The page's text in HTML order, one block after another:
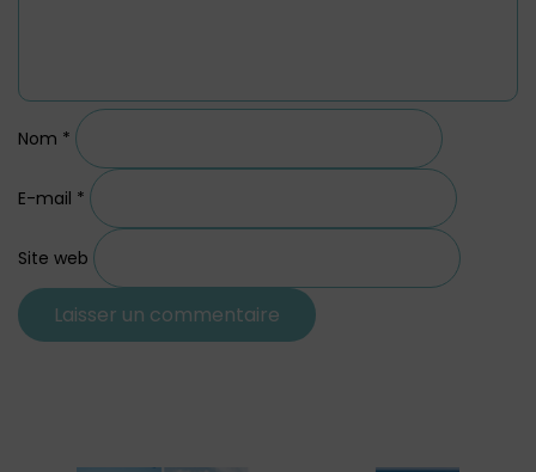
Nom *
E-mail *
Site web